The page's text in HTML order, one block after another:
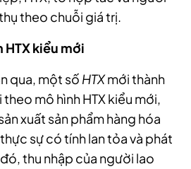
theo chuỗi giá trị.
HTX kiểu mới
qua, một số HTXmới thành
mô hình HTX kiểu mới,
xuất sản phẩm hàng hóa
sự có tính lan tỏa và phát
thu nhập của người lao